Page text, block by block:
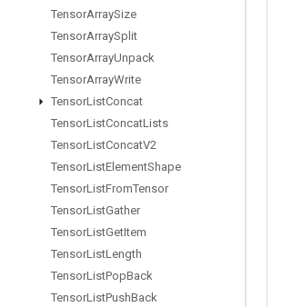
TensorArraySize
TensorArraySplit
TensorArrayUnpack
TensorArrayWrite
TensorListConcat
TensorListConcatLists
TensorListConcatV2
TensorListElementShape
TensorListFromTensor
TensorListGather
TensorListGetItem
TensorListLength
TensorListPopBack
TensorListPushBack